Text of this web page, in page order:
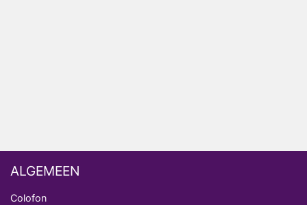
ALGEMEEN
Colofon